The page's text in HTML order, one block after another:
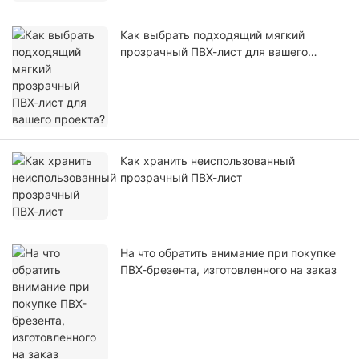
Как выбрать подходящий мягкий
прозрачный ПВХ-лист для вашего
Как хранить неиспользованный
прозрачный ПВХ-лист
На что обратить внимание при покупке
ПВХ-брезента, изготовленного на заказ